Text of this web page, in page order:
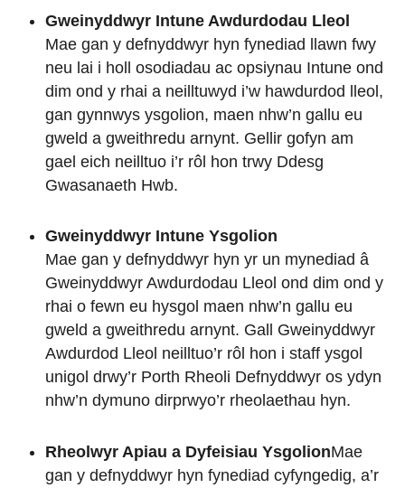
Gweinyddwyr Intune Awdurdodau Lleol
Mae gan y defnyddwyr hyn fynediad llawn fwy
neu lai i holl osodiadau ac opsiynau Intune ond
dim ond y rhai a neilltuwyd i’w hawdurdod lleol,
gan gynnwys ysgolion, maen nhw’n gallu eu
gweld a gweithredu arnynt. Gellir gofyn am
gael eich neilltuo i’r rôl hon trwy Ddesg
Gwasanaeth Hwb.
Gweinyddwyr Intune Ysgolion
Mae gan y defnyddwyr hyn yr un mynediad â
Gweinyddwyr Awdurdodau Lleol ond dim ond y
rhai o fewn eu hysgol maen nhw’n gallu eu
gweld a gweithredu arnynt. Gall Gweinyddwyr
Awdurdod Lleol neilltuo’r rôl hon i staff ysgol
unigol drwy’r Porth Rheoli Defnyddwyr os ydyn
nhw’n dymuno dirprwyo’r rheolaethau hyn.
Rheolwyr Apiau a Dyfeisiau YsgolionMae
gan y defnyddwyr hyn fynediad cyfyngedig, a’r